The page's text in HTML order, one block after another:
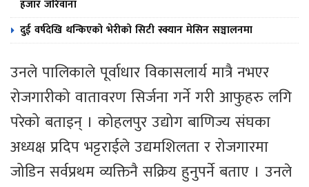
हजार जरिवाना
दुई वर्षदेखि थन्किएको भेरीको सिटी स्क्यान मेसिन सञ्चालनमा
उनले पालिकाले पूर्वाधार विकासलार्य मात्रै नभएर
रोजगारीको वातावरण सिर्जना गर्ने गरी आफुहरु लगि
परेको बताइन् । कोहलपुर उद्योग बाणिज्य संघका
अध्यक्ष प्रदिप भट्टराईले उद्यमशिलता र रोजगारमा
जोडिन सर्वप्रथम व्यक्तिनै सक्रिय हुनुपर्ने बताए । उनले